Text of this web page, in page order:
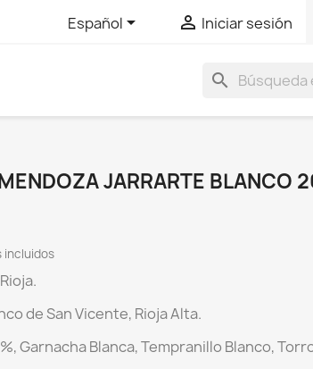
Español  Iniciar sesión
search
JARRARTE BLANCO
incluidos
deSan Vicente, Rioja Alta.
Garnacha Blanca, Tempranillo Blanco,